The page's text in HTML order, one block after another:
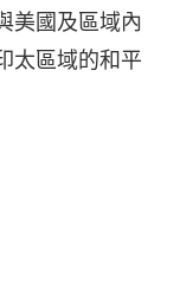
美國及區域內
太區域的和平